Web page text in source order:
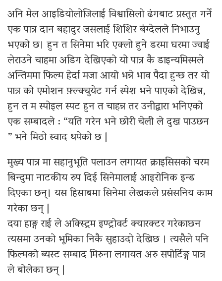
अनि मेल आइडियोलोजिलाई विश्वासिलो ढंगबाट प्रस्तुत गर्ने
एक पात्र दान बहादुर जसलाई शिशिर बंग्देलले निभाउनु
भएको छ। हुन त सिनेमा भरि एक्लो हुने डरमा घरमा ज्वाई
लेराउने चाहमा अडिग देखिएको यो पात्र कै डाइन्यमिस्मले
अन्तिममा फिल्म हेर्दा मजा आयो भन्ने भाव पैदा हुन्छ तर यो
पात्र को एमोशन फ़्ल्क्चुयेट गर्न स्पेश भने पाएको देखिन्न,
हुन त म स्पोइल स्पट हुन त चाहन्न तर उनीद्वारा भनिएको
एक सम्बादले : “यति गरेन भने छोरी चेली ले दुख पाउछन
” भने मिठो स्वाद थपेको छ |
मुख्य पात्र मा सहानुभूति पलाउन लगायत क्राइसिसको चरम
बिन्दुमा नाटकीय रुप दिई सिनेमालाई आइरोनिक इन्ड
दिएका छन्। यस हिसाबमा सिनेमा लेखकले प्रसंसनिय काम
गरेका छन् |
दया हाङ्ग राई ले अक्स्ट्रिम इण्ट्रोवर्ट क्यारक्टर गरेकाछन
त्यसमा उनको भूमिका निकै सुहाउदो देखिछ । त्यसैले पनि
फिल्मको ब्यस्ट सम्बाद मिरुना लगायत अरु सपोर्टिङ्ग पात्र
ले बोलेका छन् |